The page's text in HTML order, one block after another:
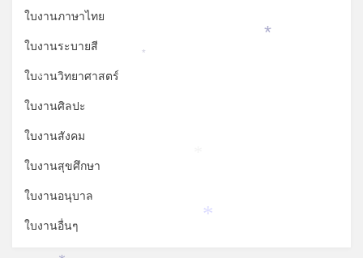
ใบงานภาษาไทย
ใบงานระบายสี
ใบงานวิทยาศาสตร์
ใบงานศิลปะ
ใบงานสังคม
ใบงานสุขศึกษา
ใบงานอนุบาล
ใบงานอื่นๆ